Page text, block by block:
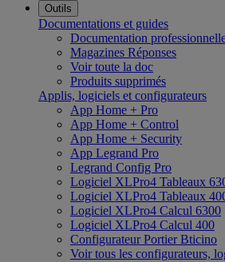
Outils
Documentations et guides
Documentation
Magazines Réponses
Voir toute la doc
Produits supprimés
Applis, logiciels et configurateurs
App Home + Pro
App Home + Control
App Home + Security
App Legrand Pro
Legrand Config Pro
Logiciel XLPro4 Tableaux
Logiciel XLPro4 Tableaux
Logiciel XLPro4 Calcul 6300
Logiciel XLPro4 Calcul 400
Configurateur Portier Bticino
Voir tous les configurateurs,